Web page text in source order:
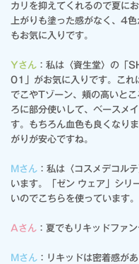
カリを抑えてくれるので夏に
上がりも塗った感がなく、4
もお気に入りです。
Yさん ：私は〈資生堂〉の「
01」がお気に入りです。これ
でこやTゾーン、頬の高いと
ろに部分使いして、ベースメ
す。もちろん血色も良くなり
がりが安心ですね。
Mさん ：私は〈コスメデコル
います。「ゼン ウェア」シリ
いのでこちらを使っています。
Aさん ：夏でもリキッドファ
Mさん ：リキッドは密着感が